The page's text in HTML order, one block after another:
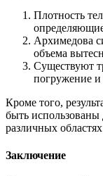
Плотность
Архимедова
объема
Существуют
погружение и
Кроме того,
быть
различных
Заключение